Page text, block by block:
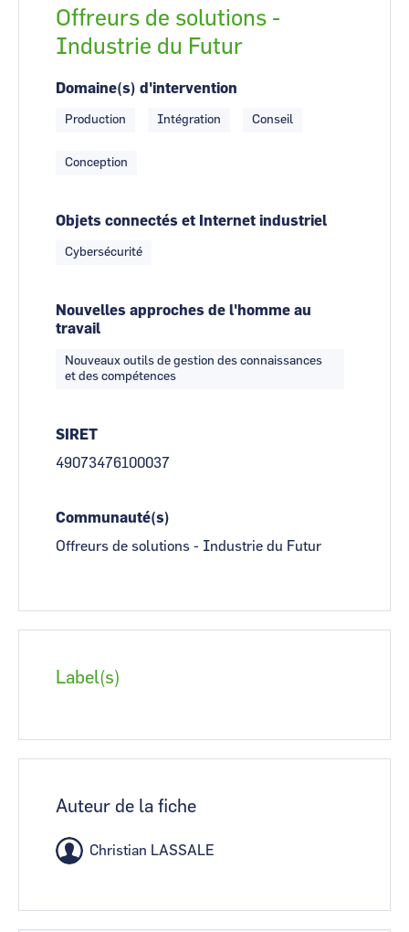
Offreurs de solutions -
Industrie du Futur
Domaine(s) d'intervention
Production Intégration Conseil
Conception
Objets connectés et Internet industriel
Cybersécurité
Nouvelles approches de l'homme au
travail
Nouveaux outils de gestion des connaissances
et des compétences
SIRET
49073476100037
Communauté(s)
Offreurs de solutions - Industrie du Futur
Label(s)
Auteur de la fiche
Christian LASSALE